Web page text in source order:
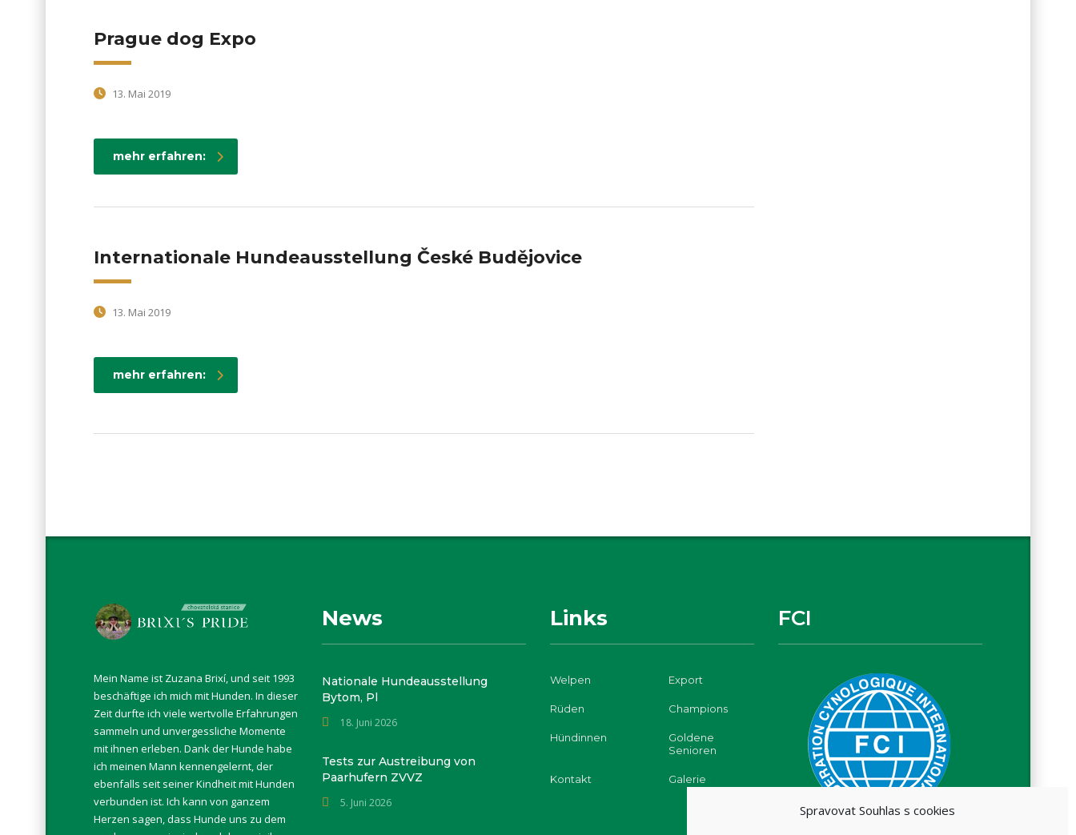
Spravovat Souhlas s cookies
Prague dog Expo
13. Mai 2019
mehr erfahren:
Internationale Hundeausstellung České Budějovice
13. Mai 2019
mehr erfahren:
Mein Name ist Zuzana Brixí, und seit 1993
beschäftige ich mich mit Hunden. In dieser
Zeit durfte ich viele wertvolle Erfahrungen
sammeln und unvergessliche Momente
mit ihnen erleben. Dank der Hunde habe
ich meinen Mann kennengelernt, der
ebenfalls seit seiner Kindheit mit Hunden
verbunden ist. Ich kann von ganzem
Herzen sagen, dass Hunde uns zu dem
News
Nationale Hundeausstellung
Bytom, Pl
18. Juni 2026
Tests zur Austreibung von
Paarhufern ZVVZ
5. Juni 2026
Links
Welpen Export
Rüden Champions
Hündinnen
Goldene
Senioren
Kontakt Galerie
FCI